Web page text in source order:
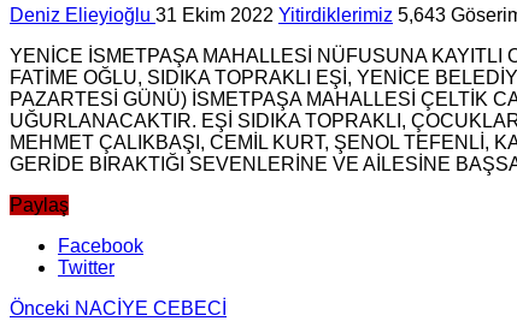
Deniz Elieyioğlu 31 Ekim 2022 Yitirdiklerimiz 5,643
YENİCE İSMETPAŞA MAHALLESİ NÜFUSUNA KAYITLI
FATİME OĞLU, SIDIKA TOPRAKLI EŞİ, YENİCE
PAZARTESİ GÜNÜ) İSMETPAŞA MAHALLESİ ÇELTİK
UĞURLANACAKTIR. EŞİ SIDIKA TOPRAKLI,
MEHMET ÇALIKBAŞI, CEMİL KURT, ŞENOL TEFENLİ,
GERİDE BIRAKTIĞI SEVENLERİNE VE AİLESİNE
Paylaş
Facebook
Twitter
Önceki NACİYE CEBECİ